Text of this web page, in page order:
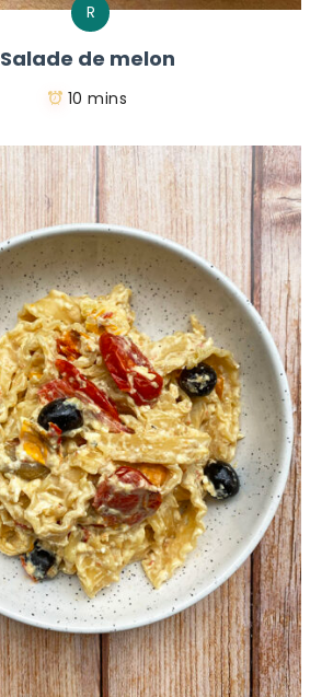
R
Salade de melon
10 mins